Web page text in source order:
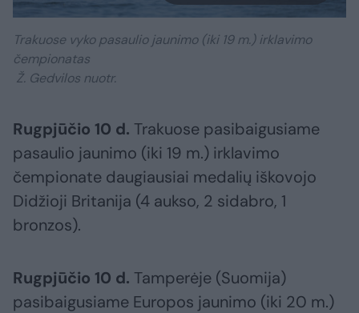
Trakuose vyko pasaulio jaunimo (iki 19 m.) irklavimo
čempionatas
Ž. Gedvilos nuotr.
Rugpjūčio 10 d. Trakuose pasibaigusiame
pasaulio jaunimo (iki 19 m.) irklavimo
čempionate daugiausiai medalių iškovojo
Didžioji Britanija (4 aukso, 2 sidabro, 1
bronzos).
Rugpjūčio 10 d. Tamperėje (Suomija)
pasibaigusiame Europos jaunimo (iki 20 m.)